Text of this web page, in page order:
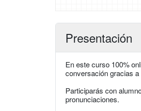
Presentación
En este curso 100%
conversación gracias
Participarás con
pronunciaciones.